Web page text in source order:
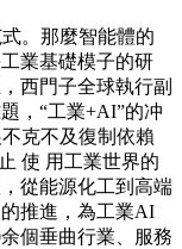
。那麼智能體的
業基礎模子的研
西門子全球執行副
，“工業+AI”的冲
克不及復制依賴
使 用工業世界的
從能源化工到高端
推進，為工業AI
個垂曲行業、服務